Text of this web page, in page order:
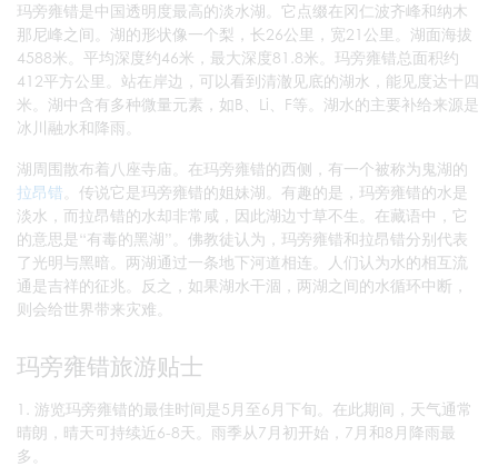
玛旁雍错是中国透明度最高的淡水湖。它点缀在冈仁波齐峰和纳木
那尼峰之间。湖的形状像一个梨，长26公里，宽21公里。湖面海拔
4588米。平均深度约46米，最大深度81.8米。玛旁雍错总面积约
412平方公里。站在岸边，可以看到清澈见底的湖水，能见度达十四
米。湖中含有多种微量元素，如B、Li、F等。湖水的主要补给来源是
冰川融水和降雨。
湖周围散布着八座寺庙。在玛旁雍错的西侧，有一个被称为鬼湖的
拉昂错 。传说它是玛旁雍错的姐妹湖。有趣的是，玛旁雍错的水是
淡水，而拉昂错的水却非常咸，因此湖边寸草不生。在藏语中，它
的意思是“有毒的黑湖”。佛教徒认为，玛旁雍错和拉昂错分别代表
了光明与黑暗。两湖通过一条地下河道相连。人们认为水的相互流
通是吉祥的征兆。反之，如果湖水干涸，两湖之间的水循环中断，
则会给世界带来灾难。
玛旁雍错旅游贴士
1. 游览玛旁雍错的最佳时间是5月至6月下旬。在此期间，天气通常
晴朗，晴天可持续近6-8天。雨季从7月初开始，7月和8月降雨最
多。